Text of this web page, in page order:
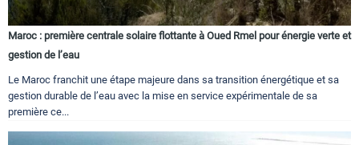
Maroc : première centrale solaire flottante à Oued Rmel pour énergie verte et
gestion de l’eau
Le Maroc franchit une étape majeure dans sa transition énergétique et sa
gestion durable de l’eau avec la mise en service expérimentale de sa
première ce...